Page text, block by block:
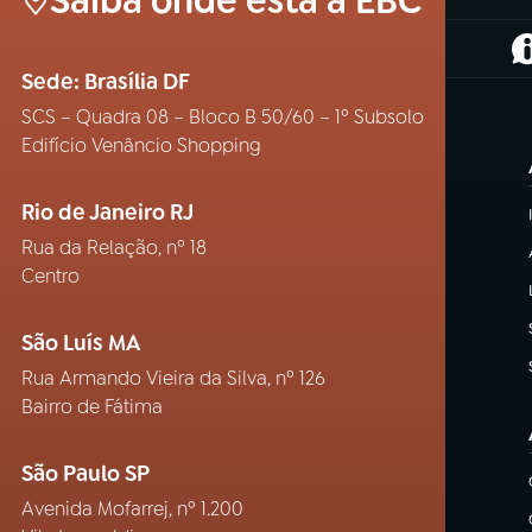
Sede: Brasília DF
SCS – Quadra 08 – Bloco B 50/60 – 1º Subsolo
Edifício Venâncio Shopping
Rio de Janeiro RJ
Rua da Relação, nº 18
Centro
São Luís MA
Rua Armando Vieira da Silva, nº 126
Bairro de Fátima
São Paulo SP
Avenida Mofarrej, nº 1.200